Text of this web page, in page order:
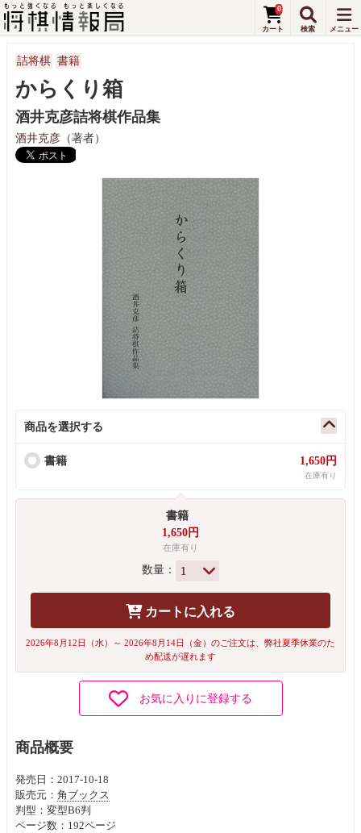
0
詰将棋 書籍
からくり箱
酒井克彦詰将棋作品集
酒井克彦 （著者）
商品を選択する
書籍 1,650円
在庫有り
書籍
1,650円
在庫有り
数量：
カートに入れる
2026年8月12日（水）～ 2026年8月14日（金）のご注文は、弊社夏季休業のた
め配送が遅れます
お気に入りに登録する
商品概要
発売日：2017-10-18
販売元： 角ブックス
判型：変型B6判
ページ数：192ページ